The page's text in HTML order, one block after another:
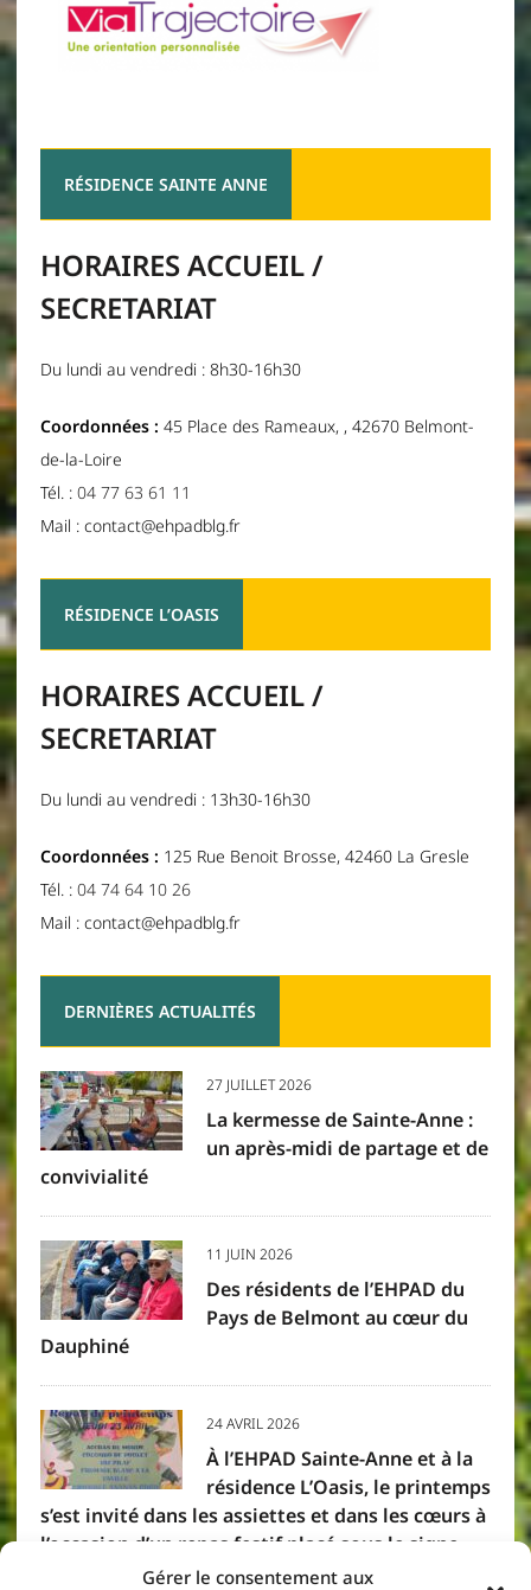
Gérer le consentement aux
RÉSIDENCE SAINTE ANNE
HORAIRES ACCUEIL /
SECRETARIAT
Du lundi au vendredi : 8h30-16h30
Coordonnées : 45 Place des Rameaux, , 42670 Belmont-
de-la-Loire
Tél. : 04 77 63 61 11
Mail : contact@ehpadblg.fr
RÉSIDENCE L’OASIS
HORAIRES ACCUEIL /
SECRETARIAT
Du lundi au vendredi : 13h30-16h30
Coordonnées : 125 Rue Benoit Brosse, 42460 La Gresle
Tél. : 04 74 64 10 26
Mail : contact@ehpadblg.fr
DERNIÈRES ACTUALITÉS
27 JUILLET 2026
La kermesse de Sainte-Anne :
un après-midi de partage et de
convivialité
11 JUIN 2026
Des résidents de l’EHPAD du
Pays de Belmont au cœur du
Dauphiné
24 AVRIL 2026
À l’EHPAD Sainte-Anne et à la
résidence L’Oasis, le printemps
s’est invité dans les assiettes et dans les cœurs à
l’occasion d’un repas festif placé sous le signe
des saveurs créoles. Résidents et membres du